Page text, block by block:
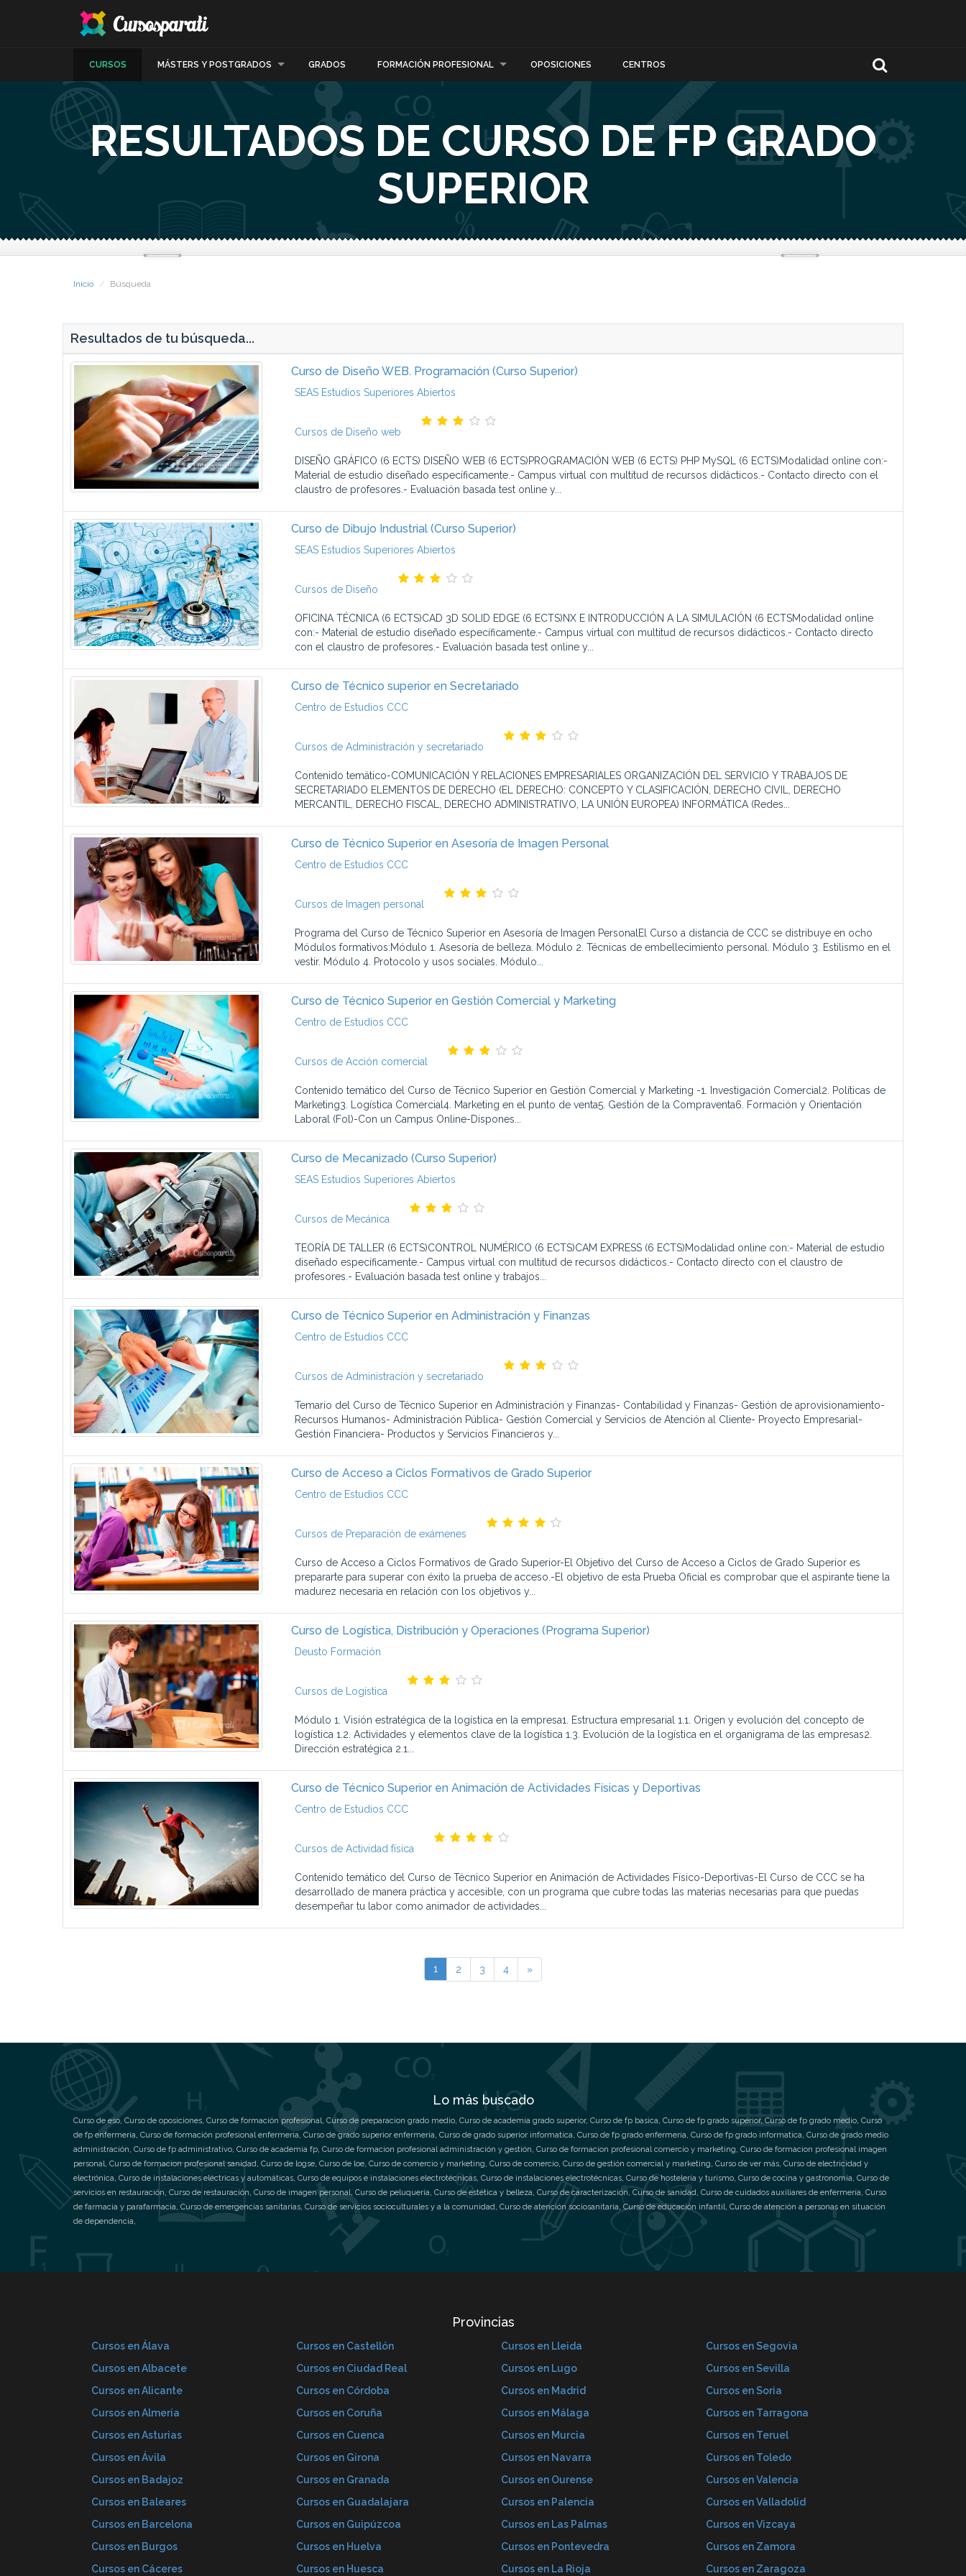
CURSOS MÁSTERS Y POSTGRADOS GRADOS FORMACIÓN PROFESIONAL OPOSICIONES CENTROS
RESULTADOS DE CURSO DE FP GRADO
SUPERIOR
Inicio Búsqueda
Resultados de tu búsqueda...
Curso de Diseño WEB. Programación (Curso Superior)
SEAS Estudios Superiores Abiertos
Cursos de Diseño web
DISEÑO GRÁFICO (6 ECTS) DISEÑO WEB (6 ECTS)PROGRAMACIÓN WEB (6 ECTS) PHP MySQL (6 ECTS)Modalidad online con:-
Material de estudio diseñado específicamente.- Campus virtual con multitud de recursos didácticos.- Contacto directo con el
claustro de profesores.- Evaluación basada test online y...
Curso de Dibujo Industrial (Curso Superior)
SEAS Estudios Superiores Abiertos
Cursos de Diseño
OFICINA TÉCNICA (6 ECTS)CAD 3D SOLID EDGE (6 ECTS)NX E INTRODUCCIÓN A LA SIMULACIÓN (6 ECTSModalidad online
con:- Material de estudio diseñado específicamente.- Campus virtual con multitud de recursos didácticos.- Contacto directo
con el claustro de profesores.- Evaluación basada test online y...
Curso de Técnico superior en Secretariado
Centro de Estudios CCC
Cursos de Administración y secretariado
Contenido temático-COMUNICACIÓN Y RELACIONES EMPRESARIALES ORGANIZACIÓN DEL SERVICIO Y TRABAJOS DE
SECRETARIADO ELEMENTOS DE DERECHO (EL DERECHO: CONCEPTO Y CLASIFICACIÓN, DERECHO CIVIL, DERECHO
MERCANTIL, DERECHO FISCAL, DERECHO ADMINISTRATIVO, LA UNIÓN EUROPEA) INFORMÁTICA (Redes...
Curso de Técnico Superior en Asesoría de Imagen Personal
Centro de Estudios CCC
Cursos de Imagen personal
Programa del Curso de Técnico Superior en Asesoría de Imagen PersonalEl Curso a distancia de CCC se distribuye en ocho
Módulos formativos:Módulo 1. Asesoría de belleza. Módulo 2. Técnicas de embellecimiento personal. Módulo 3. Estilismo en el
vestir. Módulo 4. Protocolo y usos sociales. Módulo...
Curso de Técnico Superior en Gestión Comercial y Marketing
Centro de Estudios CCC
Cursos de Acción comercial
Contenido temático del Curso de Técnico Superior en Gestión Comercial y Marketing -1. Investigación Comercial2. Políticas de
Marketing3. Logística Comercial4. Marketing en el punto de venta5. Gestión de la Compraventa6. Formación y Orientación
Laboral (Fol)-Con un Campus Online-Dispones...
Curso de Mecanizado (Curso Superior)
SEAS Estudios Superiores Abiertos
Cursos de Mecánica
TEORÍA DE TALLER (6 ECTS)CONTROL NUMÉRICO (6 ECTS)CAM EXPRESS (6 ECTS)Modalidad online con:- Material de estudio
diseñado específicamente.- Campus virtual con multitud de recursos didácticos.- Contacto directo con el claustro de
profesores.- Evaluación basada test online y trabajos...
Curso de Técnico Superior en Administración y Finanzas
Centro de Estudios CCC
Cursos de Administración y secretariado
Temario del Curso de Técnico Superior en Administración y Finanzas- Contabilidad y Finanzas- Gestión de aprovisionamiento-
Recursos Humanos- Administración Pública- Gestión Comercial y Servicios de Atención al Cliente- Proyecto Empresarial-
Gestión Financiera- Productos y Servicios Financieros y...
Curso de Acceso a Ciclos Formativos de Grado Superior
Centro de Estudios CCC
Cursos de Preparación de exámenes
Curso de Acceso a Ciclos Formativos de Grado Superior-El Objetivo del Curso de Acceso a Ciclos de Grado Superior es
prepararte para superar con éxito la prueba de acceso.-El objetivo de esta Prueba Oficial es comprobar que el aspirante tiene la
madurez necesaria en relación con los objetivos y...
Curso de Logística, Distribución y Operaciones (Programa Superior)
Deusto Formación
Cursos de Logística
Módulo 1. Visión estratégica de la logística en la empresa1. Estructura empresarial 1.1. Origen y evolución del concepto de
logística 1.2. Actividades y elementos clave de la logística 1.3. Evolución de la logística en el organigrama de las empresas2.
Dirección estratégica 2.1...
Curso de Técnico Superior en Animación de Actividades Físicas y Deportivas
Centro de Estudios CCC
Cursos de Actividad física
Contenido temático del Curso de Técnico Superior en Animación de Actividades Físico-Deportivas-El Curso de CCC se ha
desarrollado de manera práctica y accesible, con un programa que cubre todas las materias necesarias para que puedas
desempeñar tu labor como animador de actividades...
1 2 3 4 »
Lo más buscado
Curso de eso, Curso de oposiciones, Curso de formación profesional, Curso de preparacion grado medio, Curso de academia grado superior, Curso de fp basica, Curso de fp grado superior,Curso de fp grado medio, Curso
de fp enfermeria, Curso de formación profesional enfermeria, Curso de grado superior enfermeria, Curso de grado superior informatica, Curso de fp grado enfermeria, Curso de fp grado informatica, Curso de grado medio
administración, Curso de fp administrativo, Curso de academia fp, Curso de formacion profesional administración y gestión, Curso de formacion profesional comercio y marketing, Curso de formacion profesional imagen
personal, Curso de formacion profesional sanidad, Curso de logse, Curso de loe, Curso de comercio y marketing, Curso de comercio, Curso de gestión comercial y marketing, Curso de ver más, Curso de electricidad y
electrónica, Curso de instalaciones eléctricas y automáticas, Curso de equipos e instalaciones electrotécnicas, Curso de instalaciones electrotécnicas, Curso de hostelería y turismo, Curso de cocina y gastronomía, Curso de
servicios en restauración, Curso de restauración, Curso de imagen personal, Curso de peluquería, Curso de estética y belleza, Curso de caracterización, Curso de sanidad, Curso de cuidados auxiliares de enfermería, Curso
de farmacia y parafarmacia, Curso de emergencias sanitarias, Curso de servicios socioculturales y a la comunidad, Curso de atención sociosanitaria, Curso de educación infantil, Curso de atención a personas en situación
de dependencia,
Provincias
Cursos en Álava
Cursos en Albacete
Cursos en Alicante
Cursos en Almería
Cursos en Asturias
Cursos en Ávila
Cursos en Badajoz
Cursos en Baleares
Cursos en Barcelona
Cursos en Burgos
Cursos en Cáceres
Cursos en Castellón
Cursos en Ciudad Real
Cursos en Córdoba
Cursos en Coruña
Cursos en Cuenca
Cursos en Girona
Cursos en Granada
Cursos en Guadalajara
Cursos en Guipúzcoa
Cursos en Huelva
Cursos en Huesca
Cursos en Lleida
Cursos en Lugo
Cursos en Madrid
Cursos en Málaga
Cursos en Murcia
Cursos en Navarra
Cursos en Ourense
Cursos en Palencia
Cursos en Las Palmas
Cursos en Pontevedra
Cursos en La Rioja
Cursos en Segovia
Cursos en Sevilla
Cursos en Soria
Cursos en Tarragona
Cursos en Teruel
Cursos en Toledo
Cursos en Valencia
Cursos en Valladolid
Cursos en Vizcaya
Cursos en Zamora
Cursos en Zaragoza